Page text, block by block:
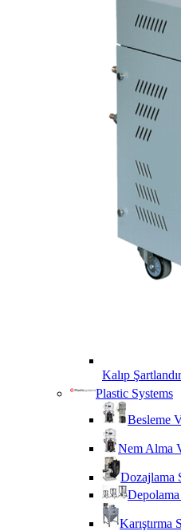
Kalıp
Plastic Systems
Besleme
Nem Alma
Dozajlama
Karıştırma